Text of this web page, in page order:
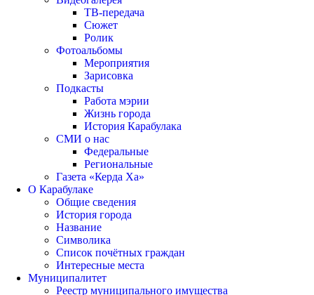
ТВ-передача
Сюжет
Ролик
Фотоальбомы
Мероприятия
Зарисовка
Подкасты
Работа мэрии
Жизнь города
История Карабулака
СМИ о нас
Федеральные
Региональные
Газета «Керда Ха»
О Карабулаке
Общие сведения
История города
Название
Символика
Список почётных граждан
Интересные места
Муниципалитет
Реестр муниципального имущества